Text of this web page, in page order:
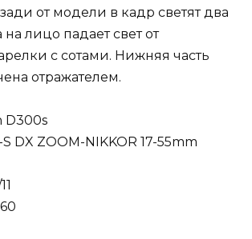
от модели в кадр светят два
на лицо падает свет от
с сотами. Нижняя часть
отражателем.
D300s
DX ZOOM-NIKKOR 17-55mm